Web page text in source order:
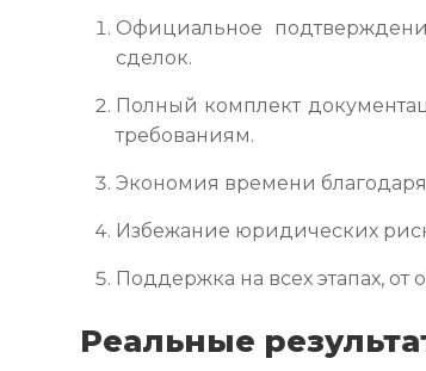
Официальное
сделок.
Полный комплект
требованиям.
Экономия времени
Избежание юридических
Поддержка на всех этапах,
Реальные